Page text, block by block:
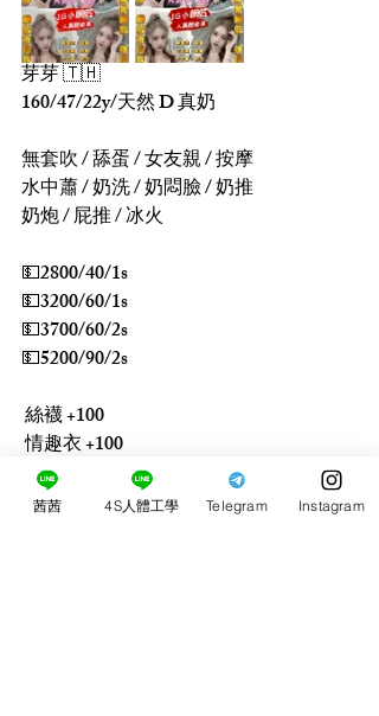
芽芽 🇹🇭
160/47/22y/天然 D 真奶
無套吹 / 舔蛋 / 女友親 / 按摩
水中蕭 / 奶洗 / 奶悶臉 / 奶推
奶炮 / 屁推 / 冰火
💵2800/40/1s
💵3200/60/1s
💵3700/60/2s
💵5200/90/2s
絲襪 +100
情趣衣 +100
顏射 +500
2+1（150/3s）
茜茜 4S人體工學 Telegram Instagram